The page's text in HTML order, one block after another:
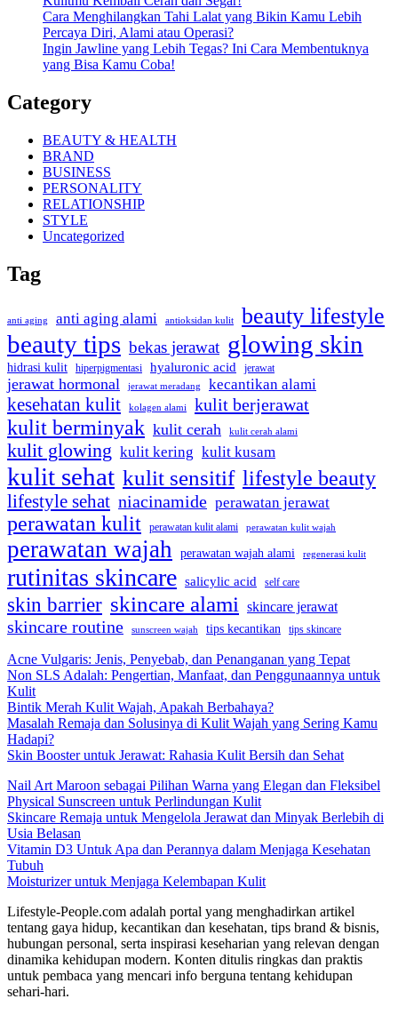
Cara Menghilangkan Tahi Lalat yang Bikin Kamu Lebih
Percaya Diri, Alami atau Operasi?
Ingin Jawline yang Lebih Tegas? Ini Cara Membentuknya
yang Bisa Kamu Coba!
Category
BEAUTY & HEALTH
BRAND
BUSINESS
PERSONALITY
RELATIONSHIP
STYLE
Uncategorized
Tag
anti aging anti aging alami antioksidan kulit beauty lifestyle
beauty tips bekas jerawat glowing skin
hidrasi kulit hiperpigmentasi hyaluronic acid jerawat
jerawat hormonal jerawat meradang kecantikan alami
kesehatan kulit kolagen alami kulit berjerawat
kulit berminyak kulit cerah kulit cerah alami
kulit glowing kulit kering kulit kusam
kulit sehat kulit sensitif lifestyle beauty
lifestyle sehat niacinamide perawatan jerawat
perawatan kulit perawatan kulit alami perawatan kulit wajah
perawatan wajah perawatan wajah alami regenerasi kulit
rutinitas skincare salicylic acid self care
skin barrier skincare alami skincare jerawat
skincare routine sunscreen wajah tips kecantikan tips skincare
Acne Vulgaris: Jenis, Penyebab, dan Penanganan yang Tepat
Non SLS Adalah: Pengertian, Manfaat, dan Penggunaannya untuk
Kulit
Bintik Merah Kulit Wajah, Apakah Berbahaya?
Masalah Remaja dan Solusinya di Kulit Wajah yang Sering Kamu
Hadapi?
Skin Booster untuk Jerawat: Rahasia Kulit Bersih dan Sehat
Nail Art Maroon sebagai Pilihan Warna yang Elegan dan Fleksibel
Physical Sunscreen untuk Perlindungan Kulit
Skincare Remaja untuk Mengelola Jerawat dan Minyak Berlebih di
Usia Belasan
Vitamin D3 Untuk Apa dan Perannya dalam Menjaga Kesehatan
Tubuh
Moisturizer untuk Menjaga Kelembapan Kulit
Lifestyle-People.com adalah portal yang menghadirkan artikel
tentang gaya hidup, kecantikan dan kesehatan, tips brand & bisnis,
hubungan personal, serta inspirasi keseharian yang relevan dengan
dinamika kehidupan modern. Konten ditulis ringkas dan praktis
untuk pembaca yang mencari info berguna tentang kehidupan
sehari-hari.